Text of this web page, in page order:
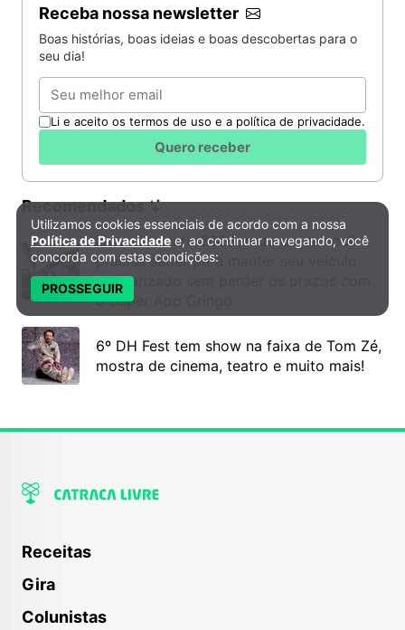
Receba nossa newsletter
Boas histórias, boas ideias e boas descobertas para o
seu dia!
Email
Li e aceito os termos de uso e a política de privacidade.
Quero receber
Recomendados
Licenciamento 2026: tudo o que você
precisa saber para manter seu veículo
regularizado sem perder os prazos com
o Super App Gringo
6º DH Fest tem show na faixa de Tom Zé,
mostra de cinema, teatro e muito mais!
Receitas
Gira
Colunistas
Política de Privacidade e Cookies
Utilizamos cookies essenciais de acordo com a nossa
Política de Privacidade e, ao continuar navegando, você
concorda com estas condições:
PROSSEGUIR